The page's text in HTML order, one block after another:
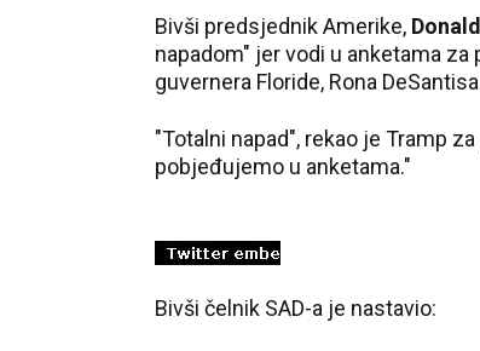
Bivši predsjednik Amerike,
napadom" jer vodi u anketama
guvernera Floride, Rona
"Totalni napad", rekao je Tramp
pobjeđujemo u anketama."
Bivši čelnik SAD-a je nastavio: